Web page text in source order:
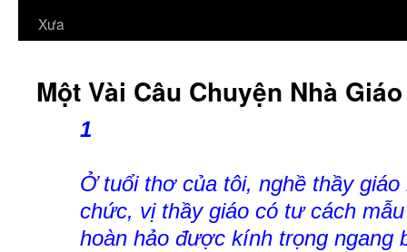
Xưa
Một Vài Câu Chuyện Nhà Giáo
1
Ở tuổi thơ của tôi, nghề thầy giáo
chức, vị thầy giáo có tư cách
hoàn hảo được kính trọng ngang